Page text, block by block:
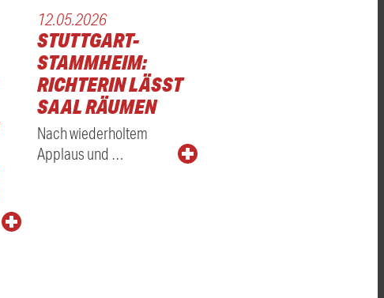
12.05.2026
STUTTGART-
STAMMHEIM:
RICHTERIN LÄSST
SAAL RÄUMEN
Nach wiederholtem
Applaus und …